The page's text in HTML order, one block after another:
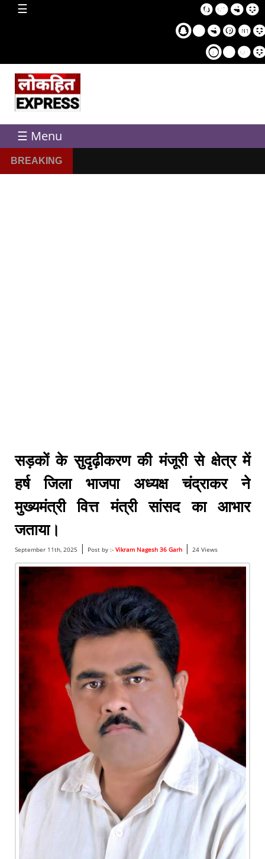
☰
home
☰ Menu
BREAKING
सड़कों के सुदृढ़ीकरण की मंजूरी से क्षेत्र में
हर्ष जिला भाजपा अध्यक्ष चंद्राकर ने
मुख्यमंत्री वित्त मंत्री सांसद का आभार
जताया।
September 11th, 2025 | Post by :- Vikram Nagesh 36 Garh| 24 Views